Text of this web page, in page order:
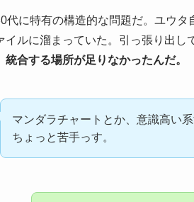
代に特有の構造的な問題だ。ユウ
イルに溜まっていた。引っ張り出し
統合する場所が足りなかったんだ。
マンダラチャートとか、意識高い
ちょっと苦手っす。